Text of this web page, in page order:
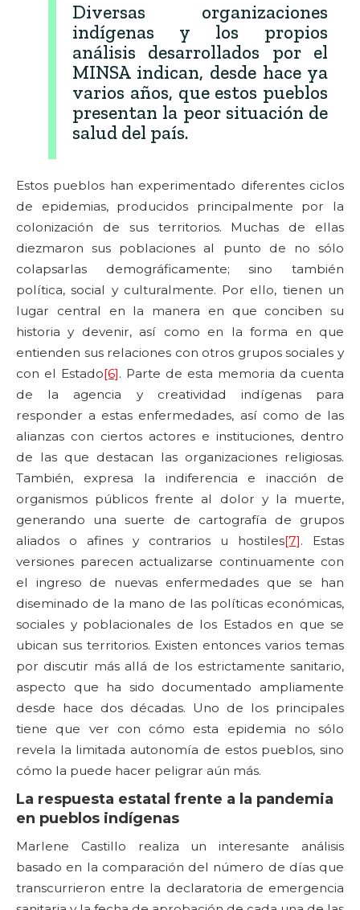
Diversas organizaciones
indígenas y los propios
análisis desarrollados por el
MINSA indican, desde hace ya
varios años, que estos pueblos
presentan la peor situación de
salud del país.
Estos pueblos han experimentado diferentes ciclos
de epidemias, producidos principalmente por la
colonización de sus territorios. Muchas de ellas
diezmaron sus poblaciones al punto de no sólo
colapsarlas demográficamente; sino también
política, social y culturalmente. Por ello, tienen un
lugar central en la manera en que conciben su
historia y devenir, así como en la forma en que
entienden sus relaciones con otros grupos sociales y
con el Estado[6]. Parte de esta memoria da cuenta
de la agencia y creatividad indígenas para
responder a estas enfermedades, así como de las
alianzas con ciertos actores e instituciones, dentro
de las que destacan las organizaciones religiosas.
También, expresa la indiferencia e inacción de
organismos públicos frente al dolor y la muerte,
generando una suerte de cartografía de grupos
aliados o afines y contrarios u hostiles[7]. Estas
versiones parecen actualizarse continuamente con
el ingreso de nuevas enfermedades que se han
diseminado de la mano de las políticas económicas,
sociales y poblacionales de los Estados en que se
ubican sus territorios. Existen entonces varios temas
por discutir más allá de los estrictamente sanitario,
aspecto que ha sido documentado ampliamente
desde hace dos décadas. Uno de los principales
tiene que ver con cómo esta epidemia no sólo
revela la limitada autonomía de estos pueblos, sino
cómo la puede hacer peligrar aún más.
La respuesta estatal frente a la pandemia
en pueblos indígenas
Marlene Castillo realiza un interesante análisis
basado en la comparación del número de días que
transcurrieron entre la declaratoria de emergencia